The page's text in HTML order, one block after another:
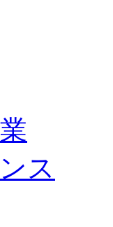
ス